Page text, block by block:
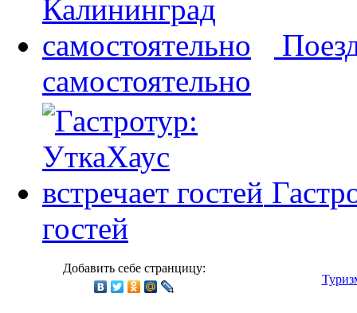
самостоятельно
гостей
Добавить себе странцицу: